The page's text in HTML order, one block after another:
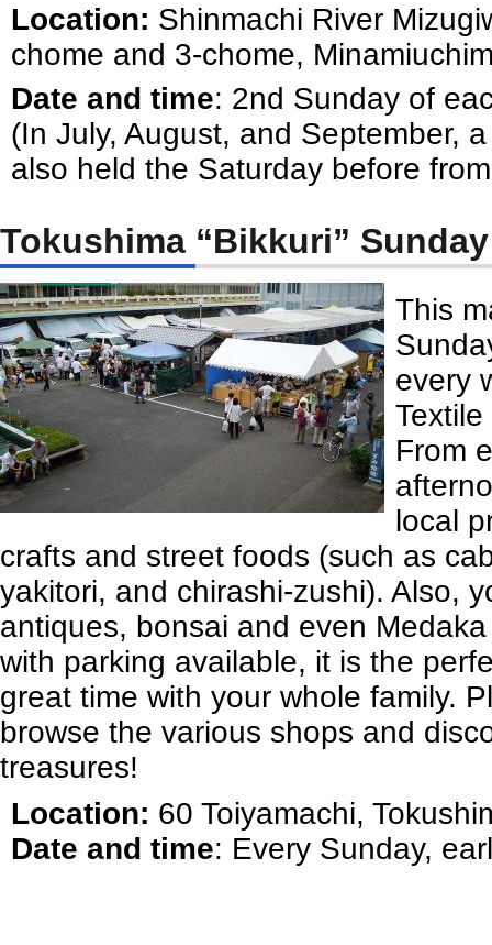
Location: Shinmachi River
chome and 3-chome,
Date and time: 2nd Sunday of
(In July, August, and September,
also held the Saturday before
Tokushima “Bikkuri”
This
every
From
local
crafts and street foods (such as
yakitori, and chirashi-zushi). Also,
antiques, bonsai and even
with parking available, it is the
great time with your whole family.
browse the various shops and
treasures!
Location: 60 Toiyamachi,
Date and time: Every Sunday,